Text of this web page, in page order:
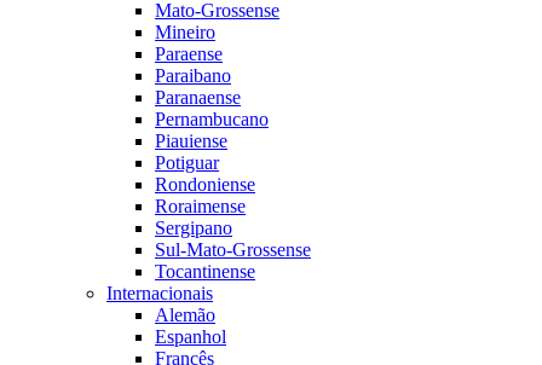
Mato-Grossense
Mineiro
Paraense
Paraibano
Paranaense
Pernambucano
Piauiense
Potiguar
Rondoniense
Roraimense
Sergipano
Sul-Mato-Grossense
Tocantinense
Internacionais
Alemão
Espanhol
Francês